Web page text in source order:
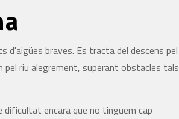
braves. Es tracta del descens pel
pel riu alegrement, superant obstacles tals
encara que no tinguem cap